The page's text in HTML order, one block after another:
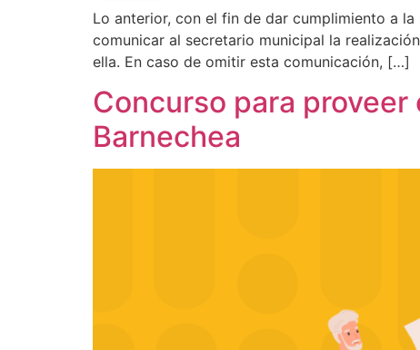
Lo anterior, con el fin de dar cumplimiento a
comunicar al secretario municipal la
ella. En caso de omitir esta comunicación, […]
Concurso para
Barnechea